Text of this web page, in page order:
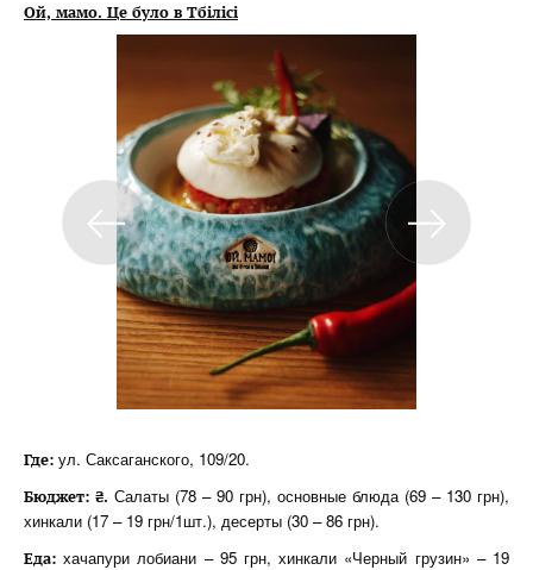
Ой, мамо. Це було в Тбілісі
Где: ул. Саксаганского, 109/20.
Бюджет: ₴. Салаты (78 – 90 грн), основные блюда (69 – 130 грн),
хинкали (17 – 19 грн/1шт.), десерты (30 – 86 грн).
Еда: хачапури лобиани – 95 грн, хинкали «Черный грузин» – 19